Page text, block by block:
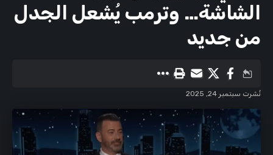
الشاشة… وترمب يُشعل الجدل
من جديد
نُشرت سبتمبر 24, 2025